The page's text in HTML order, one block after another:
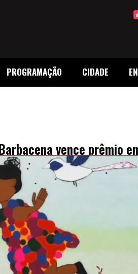
PROGRAMAÇÃO CIDADE
vence prêmio